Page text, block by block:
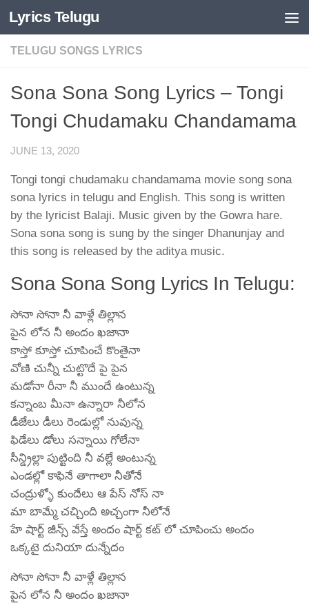
Skip to content
Lyrics Telugu
TELUGU SONGS LYRICS
Sona Sona Song Lyrics – Tongi
Tongi Chudamaku Chandamama
JUNE 13, 2020
Tongi tongi chudamaku chandamama movie song sona
sona lyrics in telugu and English. This song is written
by the lyricist Balaji. Music given by the Gowra hare.
Sona sona song is sung by the singer Dhanunjay and
this song is released by the aditya music.
Sona Sona Song Lyrics In Telugu:
సోనా సోనా నీ వాళ్లే తిల్లాన
పైన లోన నీ అందం ఖజానా
కాస్తో కూస్తో చూపించే కొంతైనా
వోణి చున్నీ చుట్టొదే పై పైన
మడోనా రీనా నీ ముందే ఉంటున్న
కన్నాంబ మీనా ఉన్నారా నీలోన
డీజేలు డీలు రెండుల్లో నువున్న
ఫిడేలు డోలు సన్నాయి గోలేనా
సీన్డ్రిల్లా పుట్టింది నీ వల్లే అంటున్న
ఎండల్లో కాఫినే తాగాలా నీతోనే
చంద్రుళ్ళో కుందేలు ఆ పేస్ నోస్ నా
మా బామ్మే చచ్చింది అచ్చంగా నీలోనే
హే షార్ట్ జీన్స్ వేస్తే అందం షార్ట్ కట్ లో చూపించు అందం
ఒక్కటై దునియా దున్నేదం
సోనా సోనా నీ వాళ్లే తిల్లాన
పైన లోన నీ అందం ఖజానా